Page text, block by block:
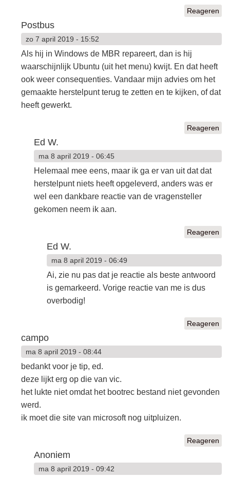
Reageren
Postbus
zo 7 april 2019 - 15:52
Als hij in Windows de MBR repareert, dan is hij
waarschijnlijk Ubuntu (uit het menu) kwijt. En dat heeft
ook weer consequenties. Vandaar mijn advies om het
gemaakte herstelpunt terug te zetten en te kijken, of dat
heeft gewerkt.
Reageren
Ed W.
ma 8 april 2019 - 06:45
Helemaal mee eens, maar ik ga er van uit dat dat
herstelpunt niets heeft opgeleverd, anders was er
wel een dankbare reactie van de vragensteller
gekomen neem ik aan.
Reageren
Ed W.
ma 8 april 2019 - 06:49
Ai, zie nu pas dat je reactie als beste antwoord
is gemarkeerd. Vorige reactie van me is dus
overbodig!
Reageren
campo
ma 8 april 2019 - 08:44
bedankt voor je tip, ed.
deze lijkt erg op die van vic.
het lukte niet omdat het bootrec bestand niet gevonden
werd.
ik moet die site van microsoft nog uitpluizen.
Reageren
Anoniem
ma 8 april 2019 - 09:42